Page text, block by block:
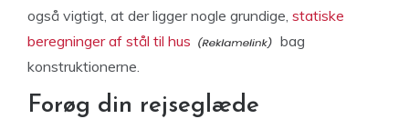
også vigtigt, at der ligger nogle grundige, statiske
beregninger af stål til hus
bag
konstruktionerne.
Forøg din rejseglæde